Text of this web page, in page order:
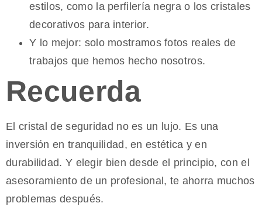
estilos, como la perfilería negra o los cristales
decorativos para interior.
Y lo mejor: solo mostramos fotos reales de
trabajos que hemos hecho nosotros.
Recuerda
El cristal de seguridad no es un lujo. Es una
inversión en tranquilidad, en estética y en
durabilidad. Y elegir bien desde el principio, con el
asesoramiento de un profesional, te ahorra muchos
problemas después.